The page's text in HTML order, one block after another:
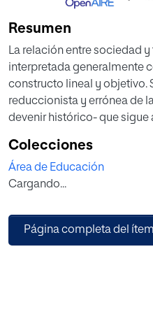
Resumen
La relación entre sociedad
interpretada generalmente
constructo lineal y objetivo.
reduccionista y errónea de
devenir histórico- que sigue
la concepción que los
enseñanza y del aprendizaje
histórico y de la historia.
profesorado a lo largo de su
docente, derivan de una
Colecciones
Área de Educación
Cargando...
Página completa del ítem